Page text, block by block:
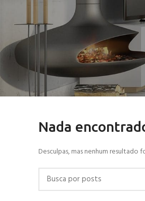
Nada
Desculpas, mas nenhum